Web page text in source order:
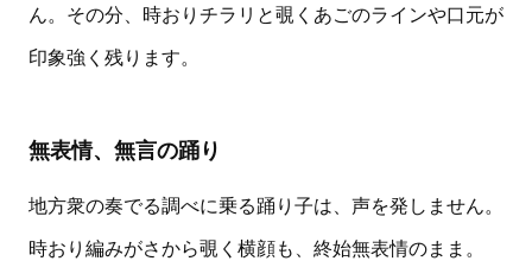
ん。その分、時おりチラリと覗くあごのラインや口元が
印象強く残ります。
無表情、無言の踊り
地方衆の奏でる調べに乗る踊り子は、声を発しません。
時おり編みがさから覗く横顔も、終始無表情のまま。